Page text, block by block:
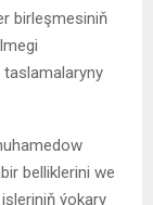
birleşmesiniň
taslamalaryny
belliklerini we
ýokary